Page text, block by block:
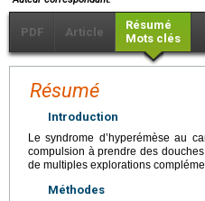
PDF Article
Résumé
Mots clés
Résumé
Introduction
Le syndrome d’hyperémèse au
compulsion à prendre des
de multiples explorations
Méthodes